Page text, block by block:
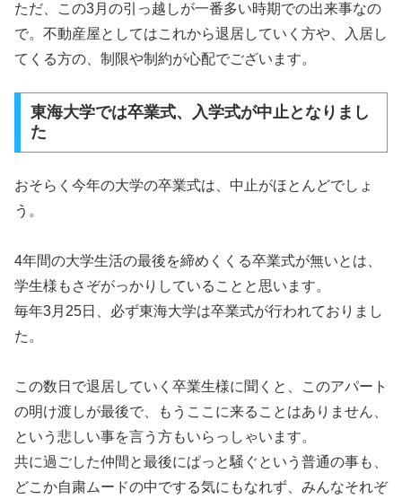
ただ、この3月の引っ越しが一番多い時期での出来事なの
で。不動産屋としてはこれから退居していく方や、入居し
てくる方の、制限や制約が心配でございます。
東海大学では卒業式、入学式が中止となりまし
た
おそらく今年の大学の卒業式は、中止がほとんどでしょ
う。
4年間の大学生活の最後を締めくくる卒業式が無いとは、
学生様もさぞがっかりしていることと思います。
毎年3月25日、必ず東海大学は卒業式が行われておりまし
た。
この数日で退居していく卒業生様に聞くと、このアパート
の明け渡しが最後で、もうここに来ることはありません、
という悲しい事を言う方もいらっしゃいます。
共に過ごした仲間と最後にぱっと騒ぐという普通の事も、
どこか自粛ムードの中でする気にもなれず、みんなそれぞ